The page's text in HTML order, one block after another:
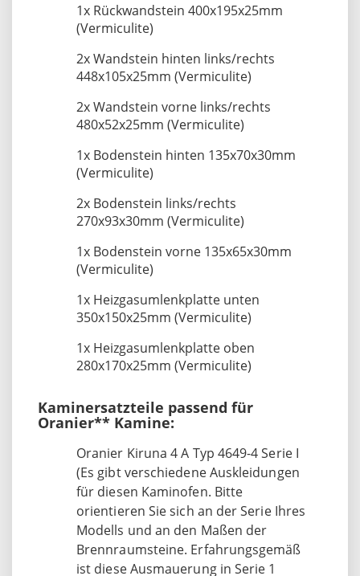
1x Rückwandstein 400x195x25mm
(Vermiculite)
2x Wandstein hinten links/rechts
448x105x25mm (Vermiculite)
2x Wandstein vorne links/rechts
480x52x25mm (Vermiculite)
1x Bodenstein hinten 135x70x30mm
(Vermiculite)
2x Bodenstein links/rechts
270x93x30mm (Vermiculite)
1x Bodenstein vorne 135x65x30mm
(Vermiculite)
1x Heizgasumlenkplatte unten
350x150x25mm (Vermiculite)
1x Heizgasumlenkplatte oben
280x170x25mm (Vermiculite)
Kaminersatzteile passend für
Oranier** Kamine:
Oranier Kiruna 4 A Typ 4649-4 Serie I
(Es gibt verschiedene Auskleidungen
für diesen Kaminofen. Bitte
orientieren Sie sich an der Serie Ihres
Modells und an den Maßen der
Brennraumsteine. Erfahrungsgemäß
ist diese Ausmauerung in Serie 1